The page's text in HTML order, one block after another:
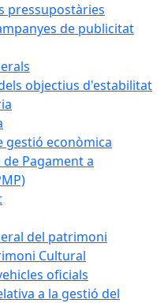
pressupostàries
de publicitat
objectius d'estabilitat
gestió econòmica
Pagament a
del patrimoni
Cultural
oficials
a la gestió del